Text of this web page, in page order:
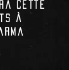
cette
à